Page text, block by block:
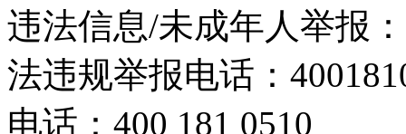
违法信息/未成年人举报
法违规举报电话：
电话：400 181 0510